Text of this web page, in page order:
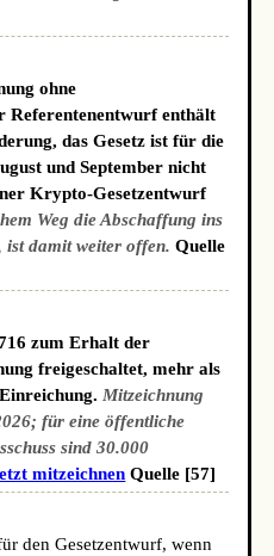
ohne
Referentenentwurf enthält
das Gesetz ist für die
und September nicht
Krypto-Gesetzentwurf
Weg die Abschaffung ins
ist damit weiter offen. Quelle
zum Erhalt der
freigeschaltet, mehr als
Mitzeichnung
für eine öffentliche
sind 30.000
mitzeichnen Quelle [57]
den Gesetzentwurf, wenn